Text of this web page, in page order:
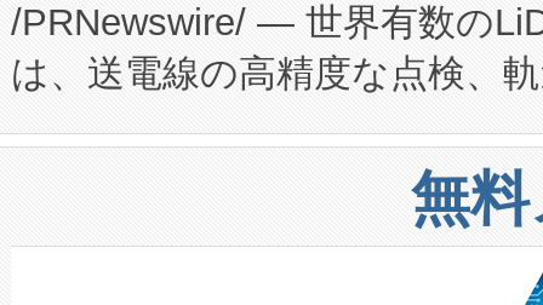
プログラムには、施設設計・
に関する技術移転および知的
構造化トレーニングカリキュ
上げおよび商用化段階におけ
設備整備および立ち上げ調整
加組織は、Enzeneのバイオ
た。 Voltaiq独自のAI搭載プラ
定、統合、導入、運用に至る
安全性を追跡し、確保する事
増加しているデータセンター
る電力網に大きな負担をかけ
事業者の負担軽減という課題
/PRNewswire/ — 世界有数の
は、送電線の高精度な点検、
や穀物倉庫におけるバルク材
リューション「Avia 2」を発
したAvia 2は、1,000メート
狭視野のFOVを切り替えるこ
無